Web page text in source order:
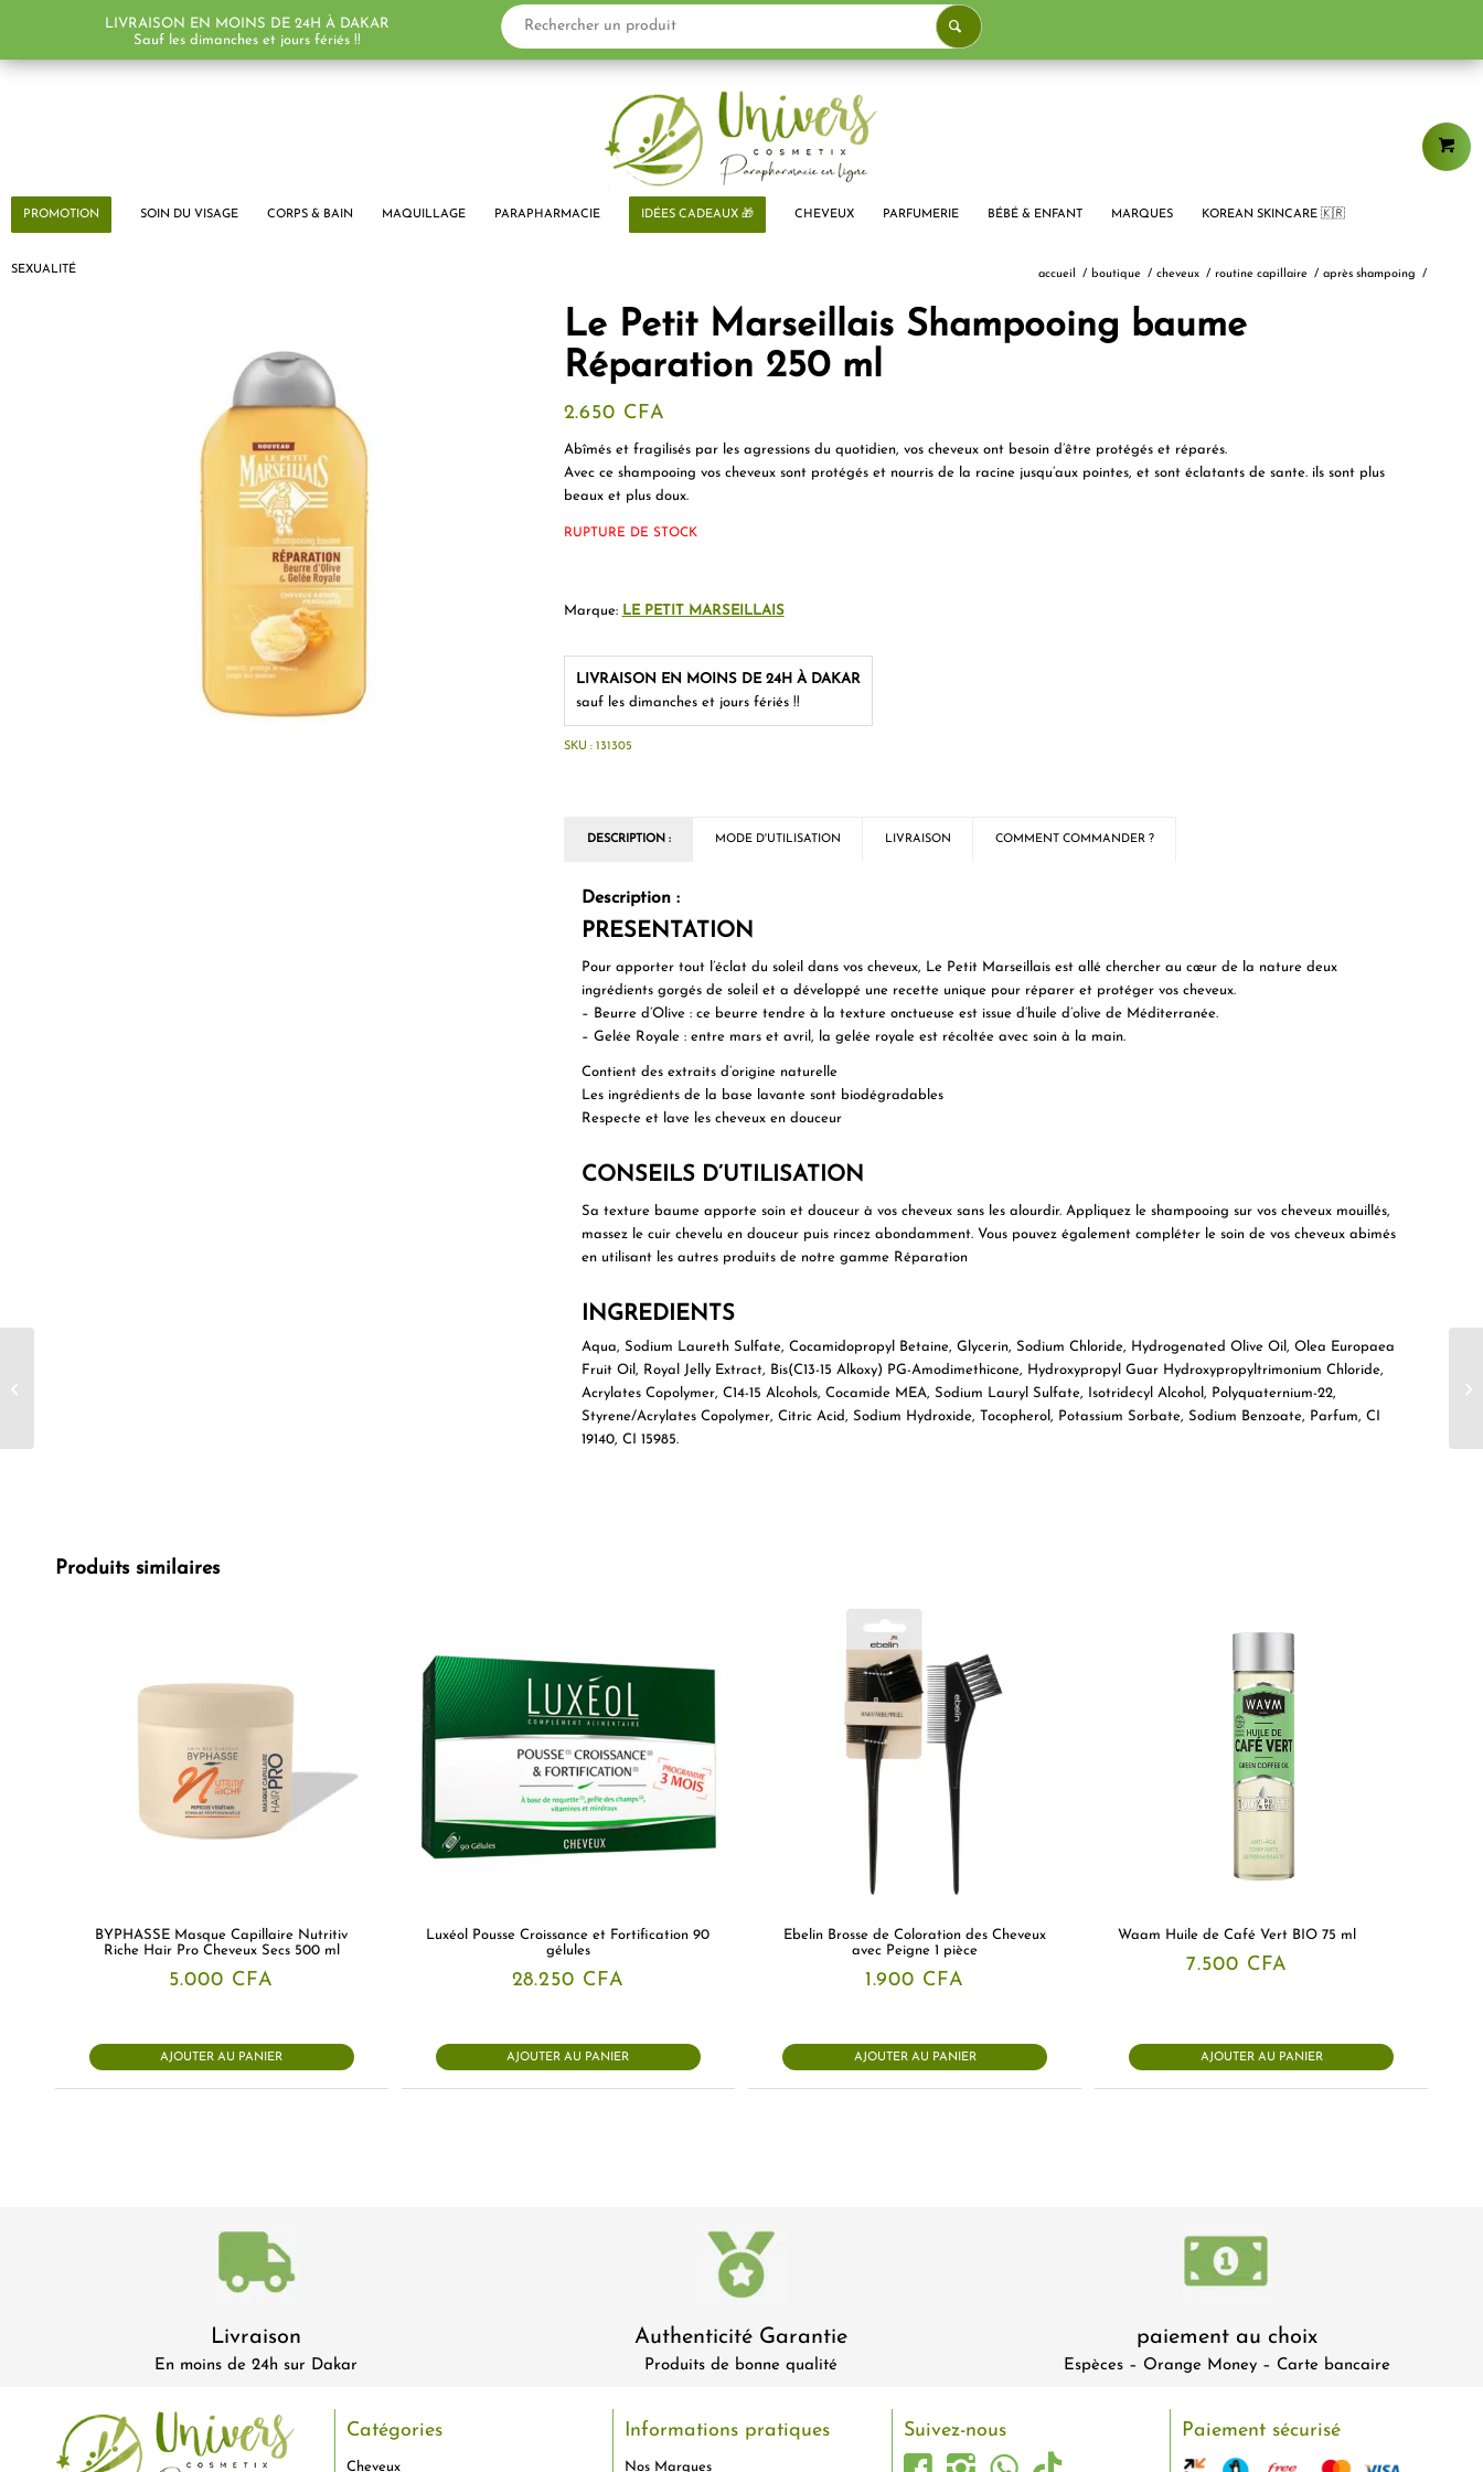
PROMOTION SOIN DU VISAGE CORPS & BAIN MAQUILLAGE PARAPHARMACIE IDÉES CADEAUX 🎁 CHEVEUX PARFUMERIE BÉBÉ & ENFANT MARQUES KOREAN SKINCARE 🇰🇷
SEXUALITÉ accueil / boutique / cheveux / routine capillaire / après shampoing /
Le Petit Marseillais Shampooing baume
Réparation 250 ml
2.650 CFA
Abîmés et fragilisés par les agressions du quotidien, vos cheveux ont besoin d’être protégés et réparés.
Avec ce shampooing vos cheveux sont protégés et nourris de la racine jusqu’aux pointes, et sont éclatants de sante. ils sont plus
beaux et plus doux.
RUPTURE DE STOCK
Marque: LE PETIT MARSEILLAIS
LIVRAISON EN MOINS DE 24H À DAKAR
sauf les dimanches et jours fériés !!
SKU : 131305
DESCRIPTION : MODE D'UTILISATION LIVRAISON COMMENT COMMANDER ?
Description :
PRESENTATION
Pour apporter tout l’éclat du soleil dans vos cheveux, Le Petit Marseillais est allé chercher au cœur de la nature deux
ingrédients gorgés de soleil et a développé une recette unique pour réparer et protéger vos cheveux.
– Beurre d’Olive : ce beurre tendre à la texture onctueuse est issue d’huile d’olive de Méditerranée.
– Gelée Royale : entre mars et avril, la gelée royale est récoltée avec soin à la main.
Contient des extraits d’origine naturelle
Les ingrédients de la base lavante sont biodégradables
Respecte et lave les cheveux en douceur
CONSEILS D’UTILISATION
Sa texture baume apporte soin et douceur à vos cheveux sans les alourdir. Appliquez le shampooing sur vos cheveux mouillés,
massez le cuir chevelu en douceur puis rincez abondamment. Vous pouvez également compléter le soin de vos cheveux abimés
en utilisant les autres produits de notre gamme Réparation
INGREDIENTS
Aqua, Sodium Laureth Sulfate, Cocamidopropyl Betaine, Glycerin, Sodium Chloride, Hydrogenated Olive Oil, Olea Europaea
Fruit Oil, Royal Jelly Extract, Bis(C13-15 Alkoxy) PG-Amodimethicone, Hydroxypropyl Guar Hydroxypropyltrimonium Chloride,
Acrylates Copolymer, C14-15 Alcohols, Cocamide MEA, Sodium Lauryl Sulfate, Isotridecyl Alcohol, Polyquaternium-22,
Styrene/Acrylates Copolymer, Citric Acid, Sodium Hydroxide, Tocopherol, Potassium Sorbate, Sodium Benzoate, Parfum, CI
19140, CI 15985.
Produits similaires
BYPHASSE Masque Capillaire Nutritiv
Riche Hair Pro Cheveux Secs 500 ml
5.000 CFA
AJOUTER AU PANIER
Luxéol Pousse Croissance et Fortification 90
gélules
28.250 CFA
AJOUTER AU PANIER
Ebelin Brosse de Coloration des Cheveux
avec Peigne 1 pièce
1.900 CFA
AJOUTER AU PANIER
Waam Huile de Café Vert BIO 75 ml
7.500 CFA
AJOUTER AU PANIER
LIVRAISON EN MOINS DE 24H À DAKAR
Sauf les dimanches et jours fériés !!
Livraison
En moins de 24h sur Dakar
Authenticité Garantie
Produits de bonne qualité
paiement au choix
Espèces – Orange Money – Carte bancaire
Catégories
Cheveux
Informations pratiques
Nos Marques
Suivez-nous Paiement sécurisé